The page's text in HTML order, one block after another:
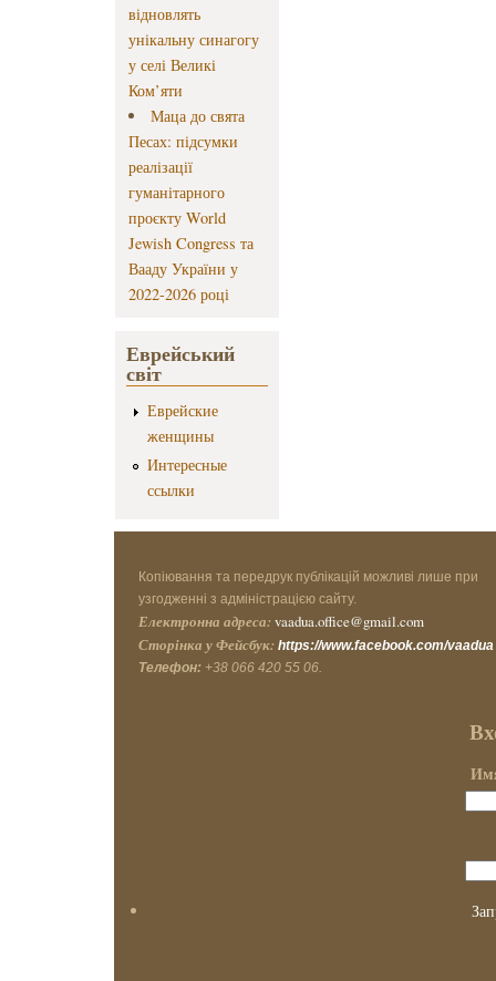
відновлять
унікальну синагогу
у селі Великі
Ком’яти
Маца до свята
Песах: підсумки
реалізації
гуманітарного
проєкту World
Jewish Congress та
Вааду України у
2022-2026 році
Еврейський
світ
Еврейские
женщины
Интересные
ссылки
Копіювання та передрук публікацій можливі лише при
узгодженні з адміністрацією сайту.
Електронна адреса: vaadua.office@gmail.com
Сторінка у Фейсбук: https://www.facebook.com/vaadua
Телефон: +38 066 420 55 06.